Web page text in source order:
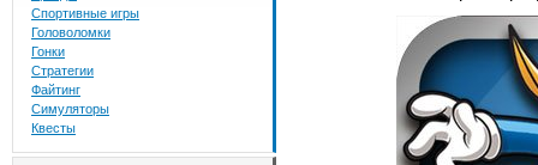
Спортивные игры
Головоломки
Гонки
Стратегии
Файтинг
Симуляторы
Квесты